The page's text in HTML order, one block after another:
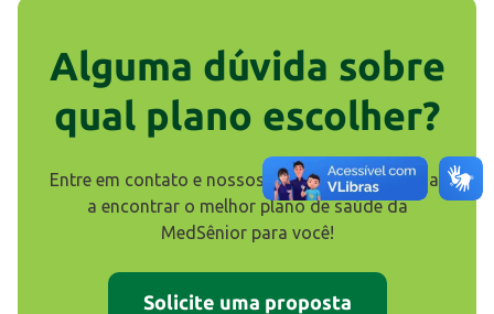
Alguma dúvida sobre
qual plano escolher?
Entre em contato e nossos corretores irão ajudar
a encontrar o melhor plano de saúde da
MedSênior para você!
Solicite uma proposta